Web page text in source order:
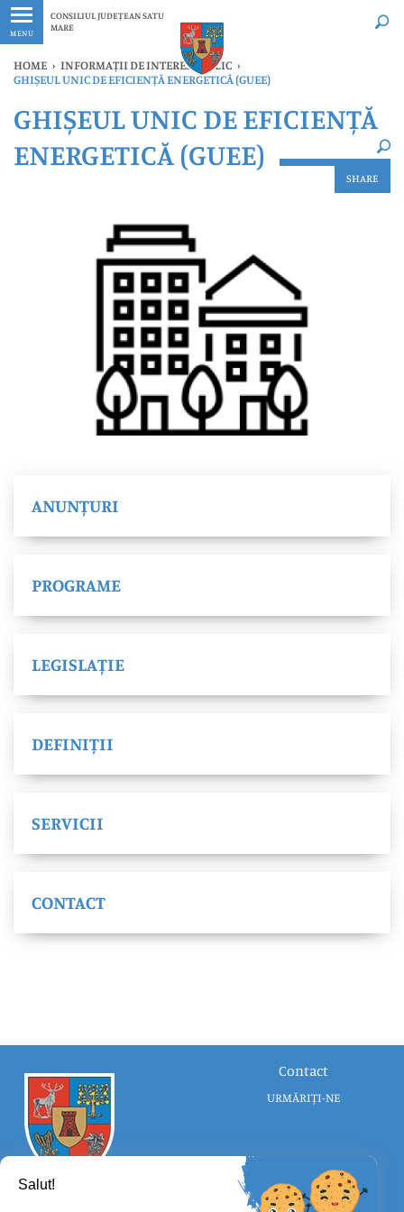
MENU
CONSILIUL JUDEȚEAN SATU
MARE
Ultimele
HOME › INFORMAȚII DE INTERES PUBLIC ›
GHIȘEUL UNIC DE EFICIENȚĂ ENERGETICĂ (GUEE)
Ultimele Oricând
GHIȘEUL UNIC DE EFICIENȚĂ
ENERGETICĂ (GUEE)
SHARE
ANUNȚURI
PROGRAME
LEGISLAȚIE
DEFINIȚII
SERVICII
CONTACT
Contact
URMĂRIȚI-NE
Salut!